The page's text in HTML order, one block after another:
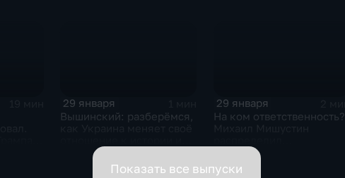
29 января
Вышинский: разберёмся,
почему
29 января
На ком ответственность?
обязанности вице-
премьеров
Показать все выпуски